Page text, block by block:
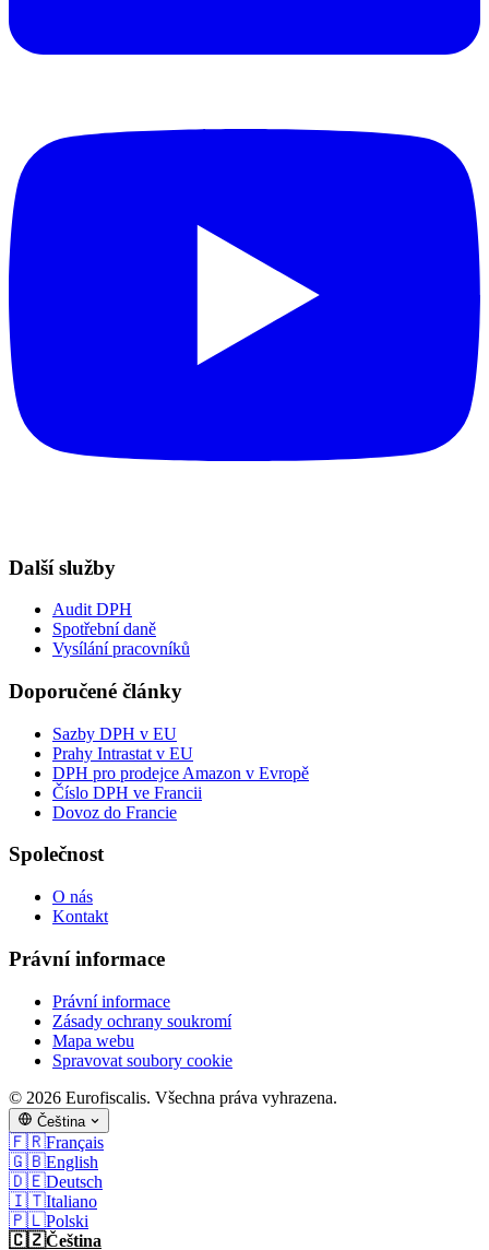
Další služby
Audit DPH
Spotřební daně
Vysílání pracovníků
Doporučené články
Sazby DPH v EU
Prahy Intrastat v EU
DPH pro prodejce Amazon v Evropě
Číslo DPH ve Francii
Dovoz do Francie
Společnost
O nás
Kontakt
Právní informace
Právní informace
Zásady ochrany soukromí
Mapa webu
Spravovat soubory cookie
© 2026 Eurofiscalis. Všechna práva vyhrazena.
Čeština
🇫🇷Français
🇬🇧English
🇩🇪Deutsch
🇮🇹Italiano
🇵🇱Polski
🇨🇿Čeština